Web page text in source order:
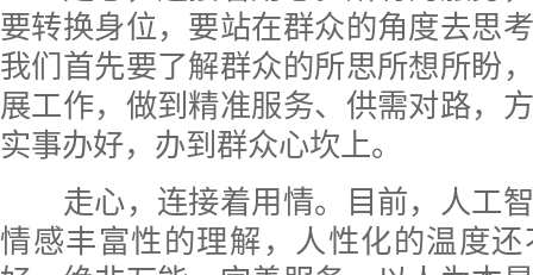
要转换身位，要站在群众的角度去思
我们首先要了解群众的所思所想所盼
展工作，做到精准服务、供需对路，
实事办好，办到群众心坎上。
走心，连接着用情。目前，人工智
情感丰富性的理解，人性化的温度